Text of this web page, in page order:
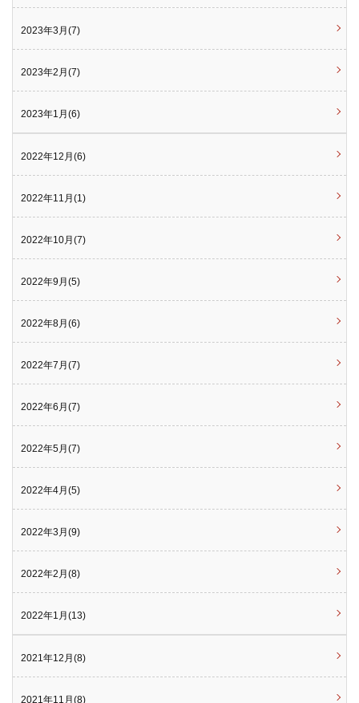
2023年3月(7)
2023年2月(7)
2023年1月(6)
2022年12月(6)
2022年11月(1)
2022年10月(7)
2022年9月(5)
2022年8月(6)
2022年7月(7)
2022年6月(7)
2022年5月(7)
2022年4月(5)
2022年3月(9)
2022年2月(8)
2022年1月(13)
2021年12月(8)
2021年11月(8)